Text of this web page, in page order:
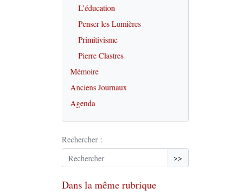
L’éducation
Penser les Lumières
Primitivisme
Pierre Clastres
Mémoire
Anciens Journaux
Agenda
Rechercher :
>>
Dans la même rubrique